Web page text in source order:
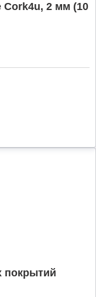
Cork4u, 2 мм (10
покрытий